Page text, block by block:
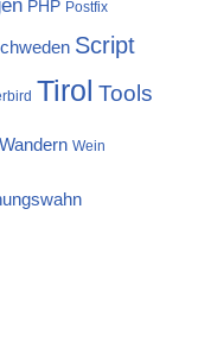
PHP Postfix
Script
Tirol Tools
Wandern Wein